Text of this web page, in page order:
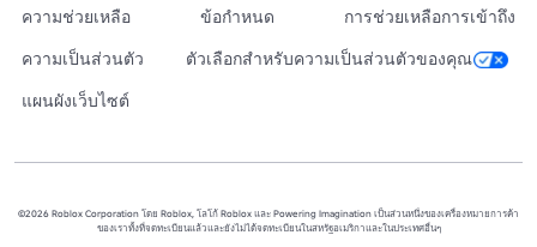
ความช่วยเหลือ
ข้อกำหนด
การช่วยเหลือการเข้าถึง
ความเป็นส่วนตัว
ตัวเลือกสำหรับความเป็นส่วนตัวของคุณ
แผนผังเว็บไซต์
©2026 Roblox Corporation โดย Roblox, โลโก้ Roblox และ Powering Imagination เป็นส่วนหนึ่งของเครื่องหมายการค้า
ของเราทั้งที่จดทะเบียนแล้วและยังไม่ได้จดทะเบียนในสหรัฐอเมริกาและในประเทศอื่นๆ